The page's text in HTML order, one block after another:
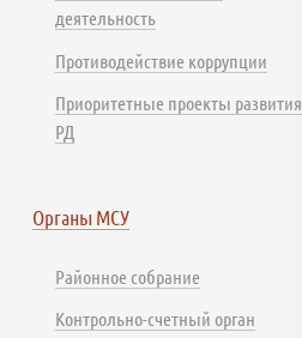
деятельность
Противодействие коррупции
Приоритетные проекты развития
РД
Органы МСУ
Районное собрание
Контрольно-счетный орган